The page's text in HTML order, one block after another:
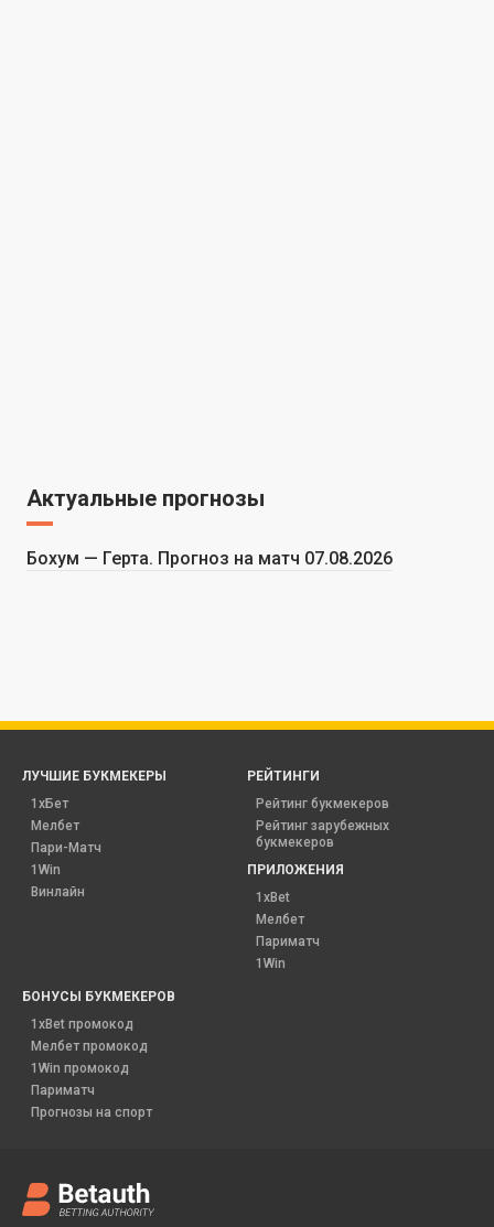
Актуальные прогнозы
Бохум — Герта. Прогноз на матч 07.08.2026
ЛУЧШИЕ БУКМЕКЕРЫ
1хБет
Мелбет
Пари-Матч
1Win
Винлайн
РЕЙТИНГИ
Рейтинг букмекеров
Рейтинг зарубежных
букмекеров
ПРИЛОЖЕНИЯ
1xBet
Мелбет
Париматч
1Win
БОНУСЫ БУКМЕКЕРОВ
1xBet промокод
Мелбет промокод
1Win промокод
Париматч
Прогнозы на спорт